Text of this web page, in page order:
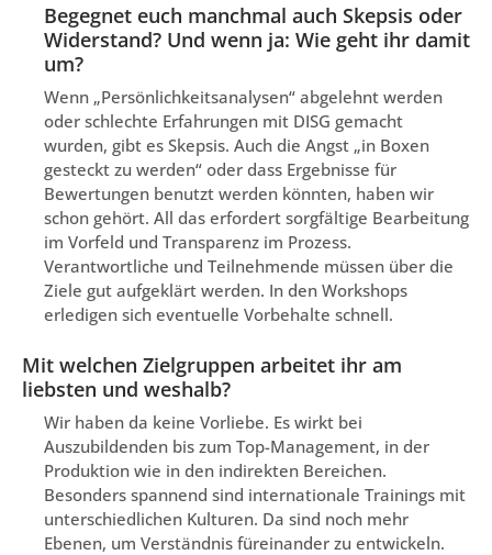
Begegnet euch manchmal auch Skepsis oder
Widerstand? Und wenn ja: Wie geht ihr damit
um?
Wenn „Persönlichkeitsanalysen“ abgelehnt werden
oder schlechte Erfahrungen mit DISG gemacht
wurden, gibt es Skepsis. Auch die Angst „in Boxen
gesteckt zu werden“ oder dass Ergebnisse für
Bewertungen benutzt werden könnten, haben wir
schon gehört. All das erfordert sorgfältige Bearbeitung
im Vorfeld und Transparenz im Prozess.
Verantwortliche und Teilnehmende müssen über die
Ziele gut aufgeklärt werden. In den Workshops
erledigen sich eventuelle Vorbehalte schnell.
Mit welchen Zielgruppen arbeitet ihr am
liebsten und weshalb?
Wir haben da keine Vorliebe. Es wirkt bei
Auszubildenden bis zum Top-Management, in der
Produktion wie in den indirekten Bereichen.
Besonders spannend sind internationale Trainings mit
unterschiedlichen Kulturen. Da sind noch mehr
Ebenen, um Verständnis füreinander zu entwickeln.